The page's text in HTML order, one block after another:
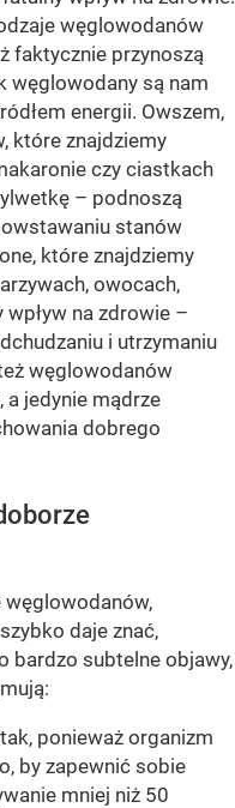
węglowodanów
faktycznie przynoszą
węglowodany są nam
energii. Owszem,
które znajdziemy
czy ciastkach
– podnoszą
stanów
które znajdziemy
owocach,
na zdrowie –
i utrzymaniu
węglowodanów
a jedynie mądrze
dobrego
węglowodanów,
daje znać,
bardzo subtelne objawy,
ponieważ organizm
by zapewnić sobie
mniej niż 50